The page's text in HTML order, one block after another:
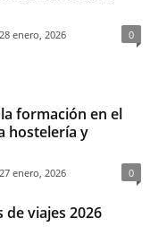
28 enero, 2026 0
formación en el
hostelería y
27 enero, 2026 0
de viajes 2026